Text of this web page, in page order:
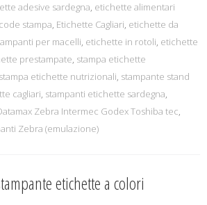
adesive sardegna, etichette alimentari
stampa, Etichette Cagliari, etichette da
per macelli, etichette in rotoli, etichette
prestampate, stampa etichette
stampa etichette nutrizionali, stampante stand
cagliari, stampanti etichette sardegna,
Zebra Intermec Godex Toshiba tec,
Zebra (emulazione)
etichette a colori